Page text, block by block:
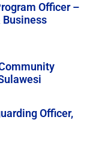
Officer –
Business
Officer,